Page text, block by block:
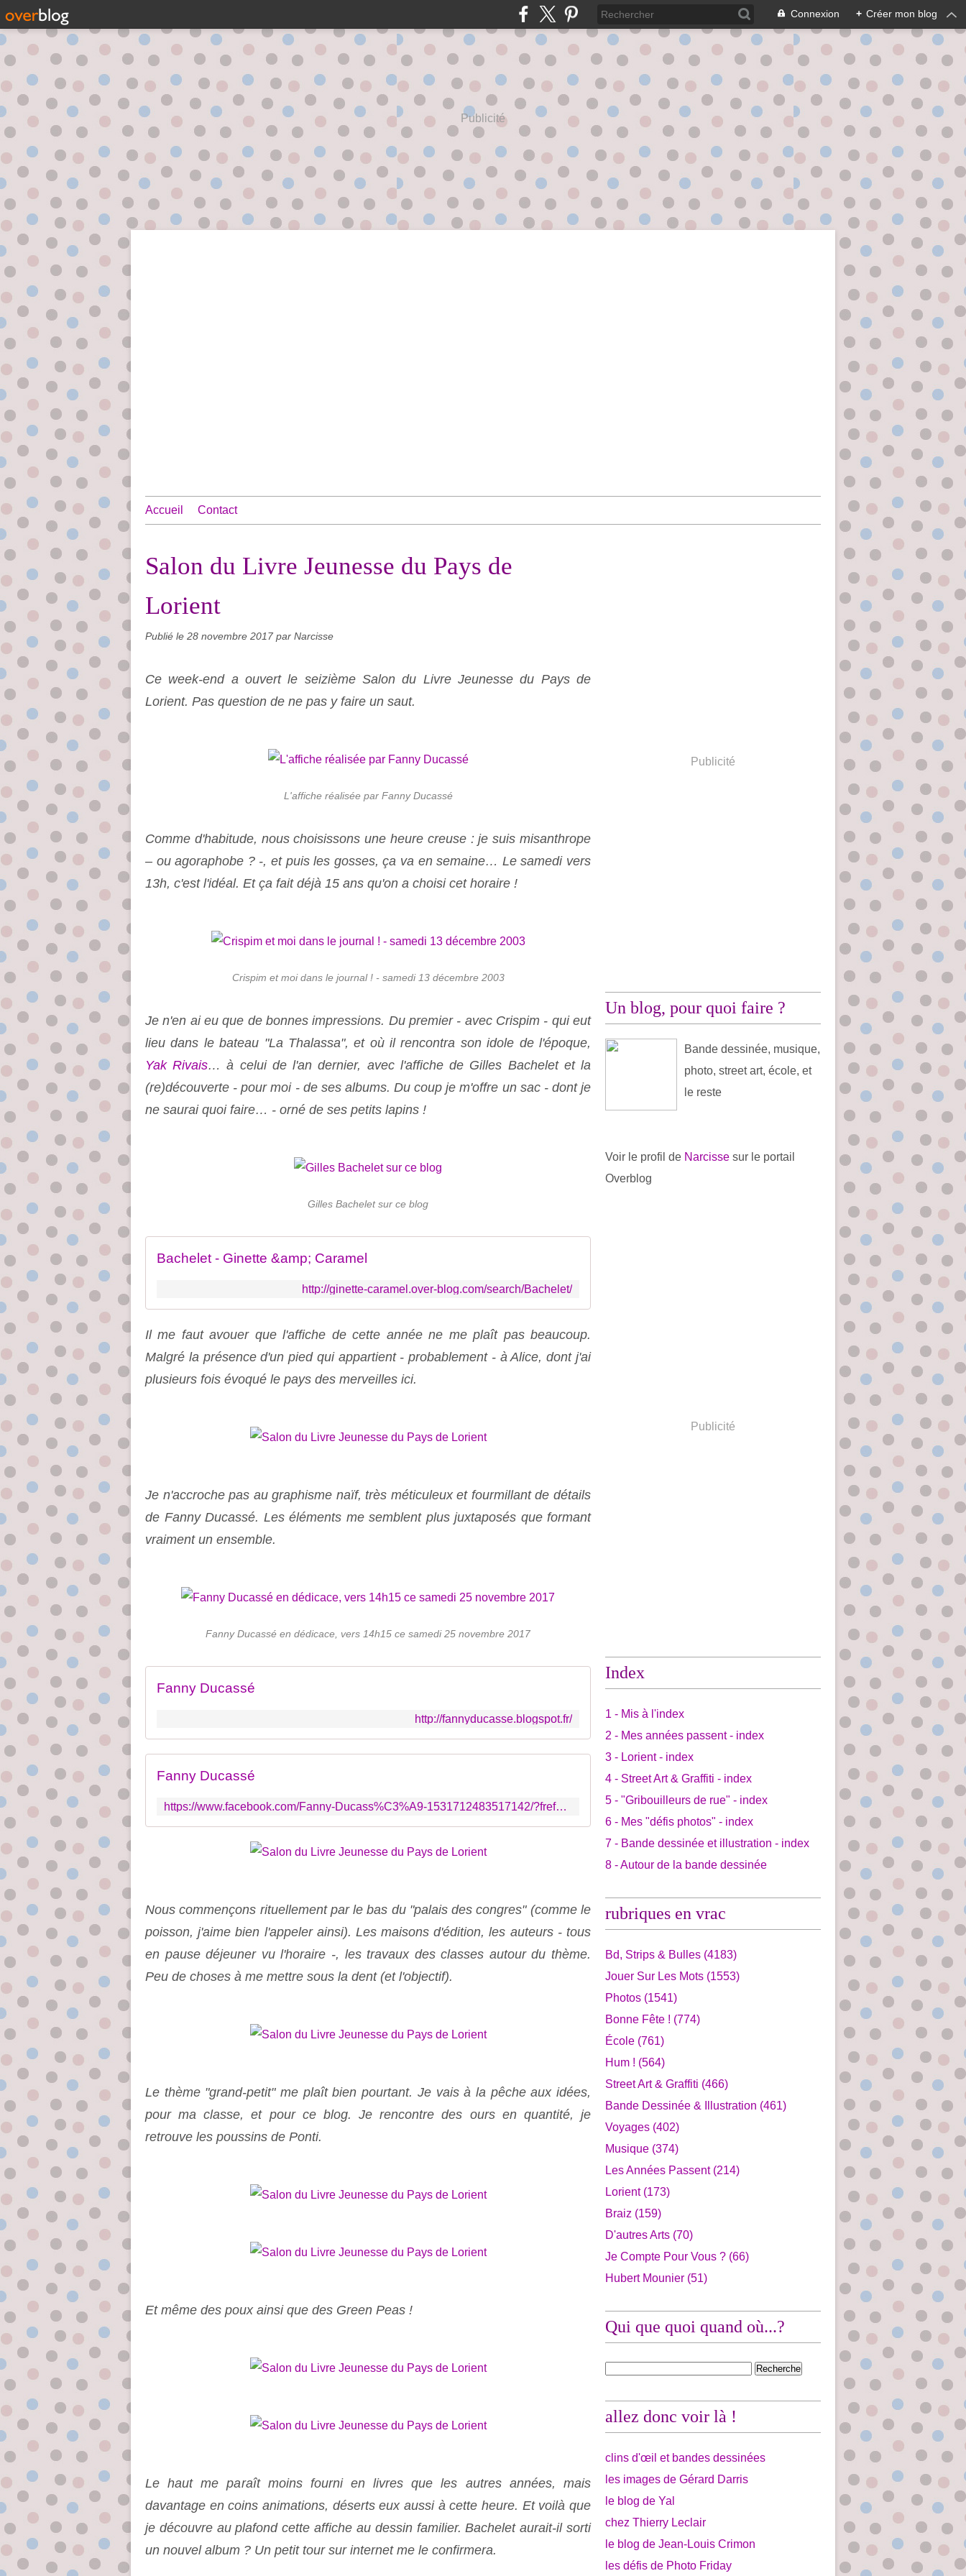
Connexion + Créer mon blog
Publicité
Accueil Contact
Salon du Livre Jeunesse du Pays de
Lorient
Publié le 28 novembre 2017 par Narcisse
Ce week-end a ouvert le seizième Salon du Livre Jeunesse du Pays de
Lorient. Pas question de ne pas y faire un saut.
L'affiche réalisée par Fanny Ducassé
Comme d'habitude, nous choisissons une heure creuse : je suis misanthrope
– ou agoraphobe ? -, et puis les gosses, ça va en semaine… Le samedi vers
13h, c'est l'idéal. Et ça fait déjà 15 ans qu'on a choisi cet horaire !
Crispim et moi dans le journal ! - samedi 13 décembre 2003
Je n'en ai eu que de bonnes impressions. Du premier - avec Crispim - qui eut
lieu dans le bateau "La Thalassa", et où il rencontra son idole de l'époque,
Yak Rivais… à celui de l'an dernier, avec l'affiche de Gilles Bachelet et la
(re)découverte - pour moi - de ses albums. Du coup je m'offre un sac - dont je
ne saurai quoi faire… - orné de ses petits lapins !
Gilles Bachelet sur ce blog
Bachelet - Ginette &amp; Caramel
http://ginette-caramel.over-blog.com/search/Bachelet/
Il me faut avouer que l'affiche de cette année ne me plaît pas beaucoup.
Malgré la présence d'un pied qui appartient - probablement - à Alice, dont j'ai
plusieurs fois évoqué le pays des merveilles ici.
Je n'accroche pas au graphisme naïf, très méticuleux et fourmillant de détails
de Fanny Ducassé. Les éléments me semblent plus juxtaposés que formant
vraiment un ensemble.
Fanny Ducassé en dédicace, vers 14h15 ce samedi 25 novembre 2017
Fanny Ducassé
http://fannyducasse.blogspot.fr/
Fanny Ducassé
https://www.facebook.com/Fanny-Ducass%C3%A9-1531712483517142/?fref=mentions
Nous commençons rituellement par le bas du "palais des congres" (comme le
poisson, j'aime bien l'appeler ainsi). Les maisons d'édition, les auteurs - tous
en pause déjeuner vu l'horaire -, les travaux des classes autour du thème.
Peu de choses à me mettre sous la dent (et l'objectif).
Le thème "grand-petit" me plaît bien pourtant. Je vais à la pêche aux idées,
pour ma classe, et pour ce blog. Je rencontre des ours en quantité, je
retrouve les poussins de Ponti.
Et même des poux ainsi que des Green Peas !
Le haut me paraît moins fourni en livres que les autres années, mais
davantage en coins animations, déserts eux aussi à cette heure. Et voilà que
je découvre au plafond cette affiche au dessin familier. Bachelet aurait-il sorti
un nouvel album ? Un petit tour sur internet me le confirmera.
Publicité
Un blog, pour quoi faire ?
Bande dessinée, musique,
photo, street art, école, et
le reste
Voir le profil de Narcisse sur le portail
Overblog
Publicité
Index
1 - Mis à l'index
2 - Mes années passent - index
3 - Lorient - index
4 - Street Art & Graffiti - index
5 - "Gribouilleurs de rue" - index
6 - Mes "défis photos" - index
7 - Bande dessinée et illustration - index
8 - Autour de la bande dessinée
rubriques en vrac
Bd, Strips & Bulles (4183)
Jouer Sur Les Mots (1553)
Photos (1541)
Bonne Fête ! (774)
École (761)
Hum ! (564)
Street Art & Graffiti (466)
Bande Dessinée & Illustration (461)
Voyages (402)
Musique (374)
Les Années Passent(214)
Lorient(173)
Braiz (159)
D'autres Arts (70)
Je Compte Pour Vous ? (66)
Hubert Mounier (51)
Qui que quoi quand où...?
allez donc voir là !
clins d'œil et bandes dessinées
les images de Gérard Darris
le blog de Yal
chez Thierry Leclair
le blog de Jean-Louis Crimon
les défis de Photo Friday